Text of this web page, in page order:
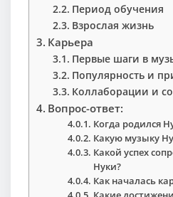
Период обучения
Взрослая жизнь
Карьера
Первые шаги в
Популярность и
Коллаборации и
Вопрос-ответ:
Когда родился
Какую музыку
Какой успех
Нуки?
Как началась